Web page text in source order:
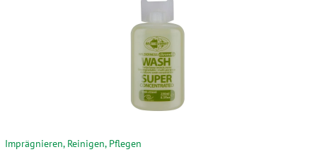
Imprägnieren, Reinigen, Pflegen